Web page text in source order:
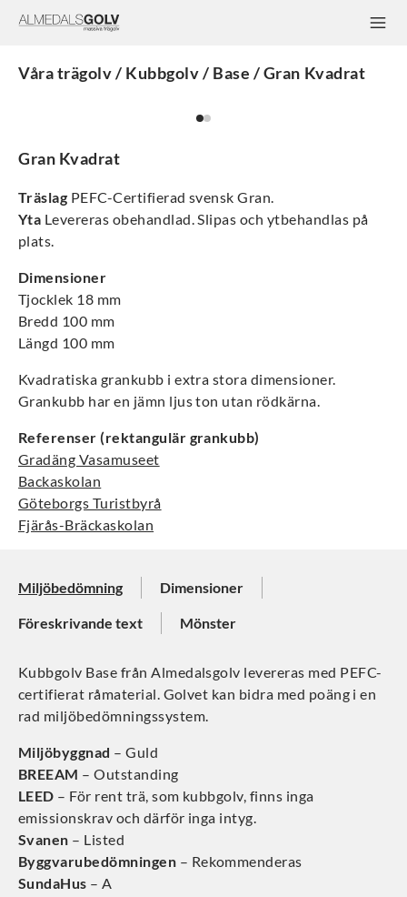
Våra trägolv / Kubbgolv / Base / Gran Kvadrat
Gran Kvadrat
Träslag PEFC-Certifierad svensk Gran.
Yta Levereras obehandlad. Slipas och ytbehandlas på
plats.
Dimensioner
Tjocklek 18 mm
Bredd 100 mm
Längd 100 mm
Kvadratiska grankubb i extra stora dimensioner.
Grankubb har en jämn ljus ton utan rödkärna.
Referenser (rektangulär grankubb)
Gradäng Vasamuseet
Backaskolan
Göteborgs Turistbyrå
Fjärås-Bräckaskolan
Miljöbedömning Dimensioner
Föreskrivande text Mönster
Kubbgolv Base från Almedalsgolv levereras med PEFC-
certifierat råmaterial. Golvet kan bidra med poäng i en
rad miljöbedömningssystem.
Miljöbyggnad – Guld
BREEAM – Outstanding
LEED – För rent trä, som kubbgolv, finns inga
emissionskrav och därför inga intyg.
Svanen – Listed
Byggvarubedömningen – Rekommenderas
SundaHus – A